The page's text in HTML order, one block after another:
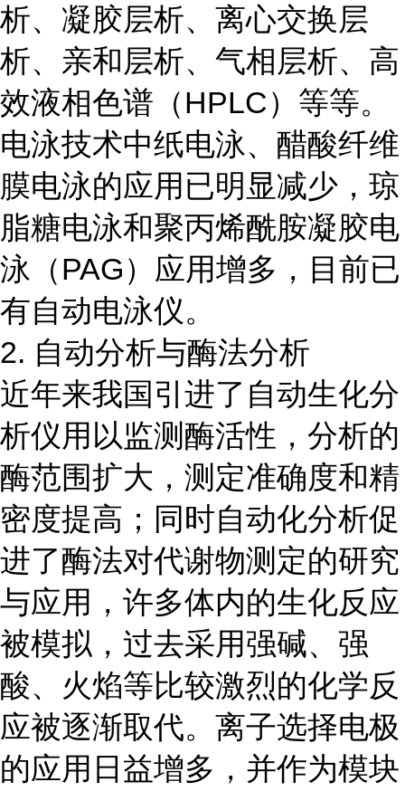
析、凝胶层析、离心交换层
析、亲和层析、气相层析、高
效液相色谱（HPLC）等等。
电泳技术中纸电泳、醋酸纤维
膜电泳的应用已明显减少，琼
脂糖电泳和聚丙烯酰胺凝胶电
泳（PAG）应用增多，目前已
有自动电泳仪。
2. 自动分析与酶法分析
近年来我国引进了自动生化分
析仪用以监测酶活性，分析的
酶范围扩大，测定准确度和精
密度提高；同时自动化分析促
进了酶法对代谢物测定的研究
与应用，许多体内的生化反应
被模拟，过去采用强碱、强
酸、火焰等比较激烈的化学反
应被逐渐取代。离子选择电极
的应用日益增多，并作为模块